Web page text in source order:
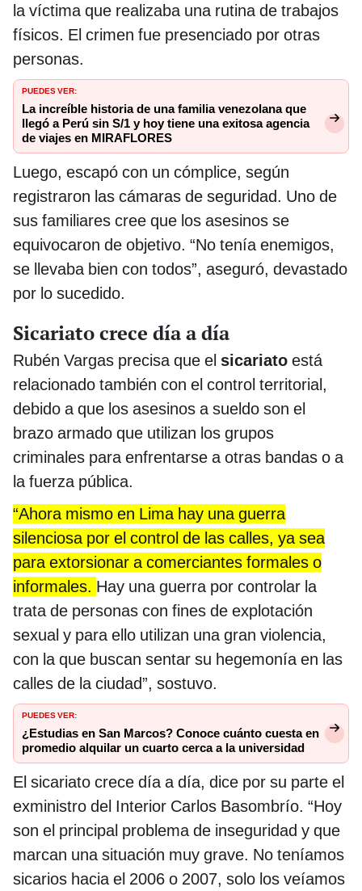
la víctima que realizaba una rutina de trabajos
físicos. El crimen fue presenciado por otras
personas.
PUEDES VER:
La increíble historia de una familia venezolana que
llegó a Perú sin S/1 y hoy tiene una exitosa agencia
de viajes en MIRAFLORES
Luego, escapó con un cómplice, según
registraron las cámaras de seguridad. Uno de
sus familiares cree que los asesinos se
equivocaron de objetivo. “No tenía enemigos,
se llevaba bien con todos”, aseguró, devastado
por lo sucedido.
Sicariato crece día a día
Rubén Vargas precisa que el sicariato está
relacionado también con el control territorial,
debido a que los asesinos a sueldo son el
brazo armado que utilizan los grupos
criminales para enfrentarse a otras bandas o a
la fuerza pública.
“Ahora mismo en Lima hay una guerra
silenciosa por el control de las calles, ya sea
para extorsionar a comerciantes formales o
informales. Hay una guerra por controlar la
trata de personas con fines de explotación
sexual y para ello utilizan una gran violencia,
con la que buscan sentar su hegemonía en las
calles de la ciudad”, sostuvo.
PUEDES VER:
¿Estudias en San Marcos? Conoce cuánto cuesta en
promedio alquilar un cuarto cerca a la universidad
El sicariato crece día a día, dice por su parte el
exministro del Interior Carlos Basombrío. “Hoy
son el principal problema de inseguridad y que
marcan una situación muy grave. No teníamos
sicarios hacia el 2006 o 2007, solo los veíamos